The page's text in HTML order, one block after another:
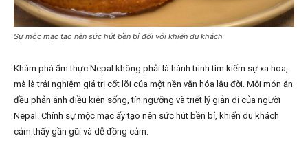
Sự mộc mạc tạo nên sức hút bền bỉ đối với khiến du khách
Khám phá ẩm thực Nepal không phải là hành trình tìm kiếm sự xa hoa,
mà là trải nghiệm giá trị cốt lõi của một nền văn hóa lâu đời. Mỗi món ăn
đều phản ánh điều kiện sống, tín ngưỡng và triết lý giản dị của người
Nepal. Chính sự mộc mạc ấy tạo nên sức hút bền bỉ, khiến du khách
cảm thấy gần gũi và dễ đồng cảm.